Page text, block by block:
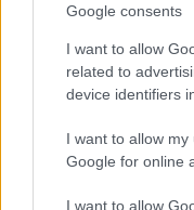
Google consents
I want to allow
related to
device identifiers
I want to allow
Google for online
I want to allow
είναι πολύ πιο
χωρίζουν.Όσοι
αξίζουν
μας. Αξίζουν
ζωή τους και να
».